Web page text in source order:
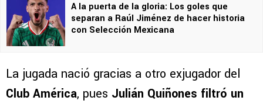
A la puerta de la gloria: Los goles que
separan a Raúl Jiménez de hacer historia
con Selección Mexicana
La jugada nació gracias a otro exjugador del
Club América, pues Julián Quiñones filtró un